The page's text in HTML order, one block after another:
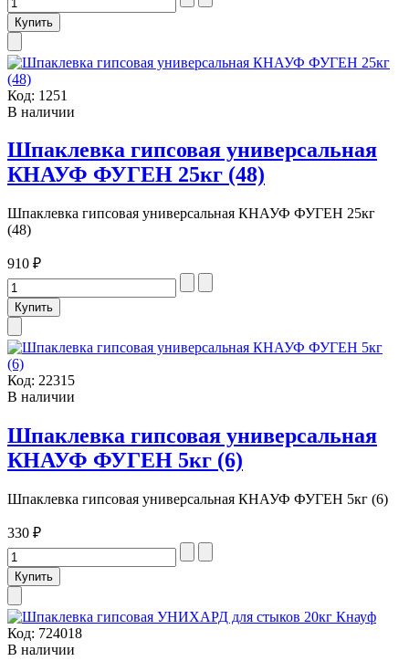
Код: 1251
В наличии
Шпаклевка гипсовая универсальная
КНАУФ ФУГЕН 25кг (48)
Шпаклевка гипсовая универсальная КНАУФ ФУГЕН 25кг
(48)
910 ₽
Код: 22315
В наличии
Шпаклевка гипсовая универсальная
КНАУФ ФУГЕН 5кг (6)
Шпаклевка гипсовая универсальная КНАУФ ФУГЕН 5кг (6)
330 ₽
Код: 724018
В наличии